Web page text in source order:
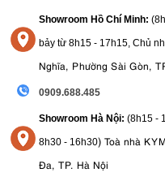
Showroom Hồ Chí Minh:
bảy từ 8h15 - 17h15, Chủ
Nghĩa, Phường Sài Gòn,
0909.688.485
Showroom Hà Nội: (8h15 -
8h30 - 16h30) Toà nhà
Đa, TP. Hà Nội